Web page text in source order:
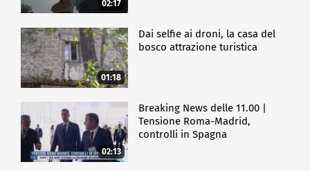
CRONACA
02:17
01:18
Dai selfie ai droni, la casa del
bosco attrazione turistica
02:13
Breaking News delle 11.00 |
Tensione Roma-Madrid,
controlli in Spagna